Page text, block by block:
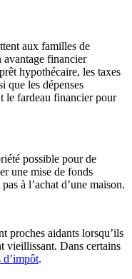
aux familles de
avantage financier
hypothécaire, les taxes
que les dépenses
le fardeau financier pour
possible pour de
une mise de fonds
à l’achat d’une maison.
proches aidants lorsqu’ils
vieillissant. Dans certains
d’impôt.